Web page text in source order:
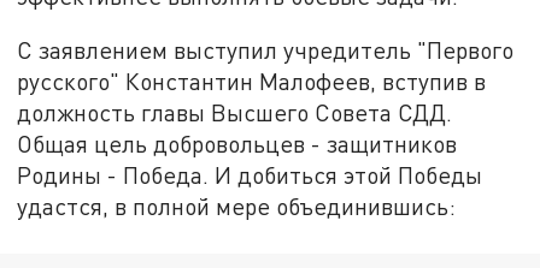
С заявлением выступил учредитель "Первого
русского" Константин Малофеев, вступив в
должность главы Высшего Совета СДД.
Общая цель добровольцев - защитников
Родины - Победа. И добиться этой Победы
удастся, в полной мере объединившись: